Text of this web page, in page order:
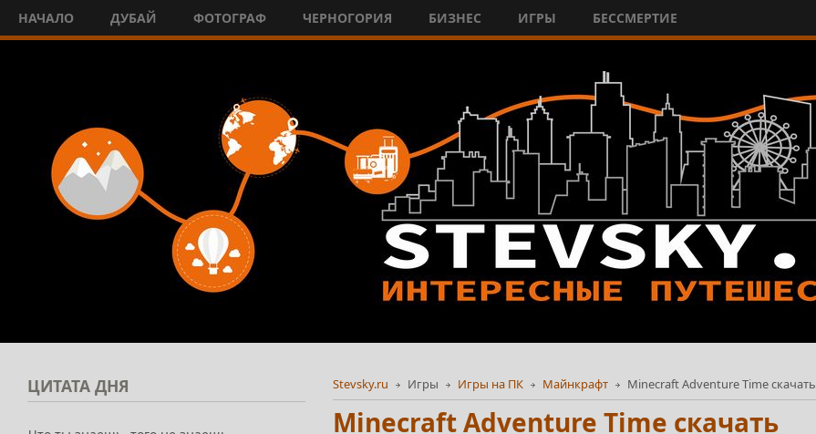
НАЧАЛО ДУБАЙ ФОТОГРАФ ЧЕРНОГОРИЯ БИЗНЕС ИГРЫ БЕССМЕРТИЕ
Stevsky.ru Игры Игры на ПК Майнкрафт Minecraft Adventure Time скачать
Minecraft Adventure Time скачать
ЦИТАТА ДНЯ